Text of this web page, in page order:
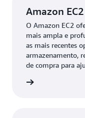
apareçam mais
conjunto com a
assertividade do
com o que eles
produtos que
afirma.
Gandolfi também
Amazon EC2
O Amazon EC2
mais ampla e
as mais recentes
armazenamento,
de compra para